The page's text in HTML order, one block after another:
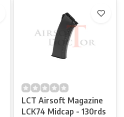
LCT Airsoft Magazine
LCK74 Midcap - 130rds